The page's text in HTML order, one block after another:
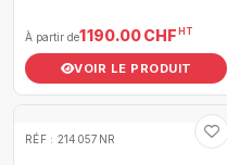
À partir de1 190.00 CHF HT
VOIR LE PRODUIT
RÉF : 214057NR